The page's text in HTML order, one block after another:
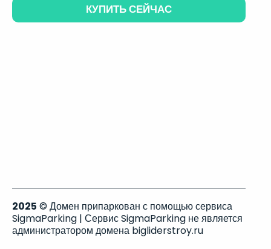
КУПИТЬ СЕЙЧАС
2025 © Домен припаркован с помощью сервиса
SigmaParking | Сервис SigmaParking не является
администратором домена bigliderstroy.ru